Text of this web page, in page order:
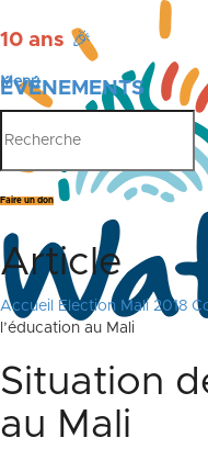
10 ans 🎉
ÉVÉNEMENTS
PUBLICATIONS
Menu
Faire un don
Article
Accueil Election Mali 2018
l’éducation au Mali
Situation
au Mali